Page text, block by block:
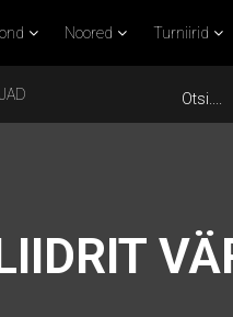
Noored Turniirid